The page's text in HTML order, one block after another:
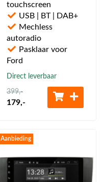
touchscreen
USB | BT | DAB+
Mechless
autoradio
Pasklaar voor
Ford
Direct leverbaar
399,-
179,-
Aanbieding